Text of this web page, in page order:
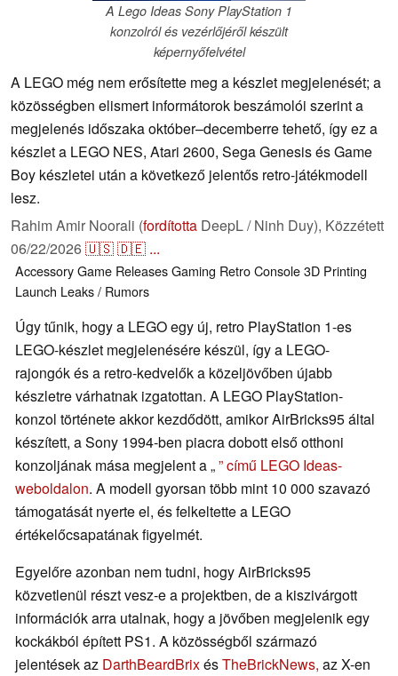
A Lego Ideas Sony PlayStation 1
konzolról és vezérlőjéről készült
képernyőfelvétel
A LEGO még nem erősítette meg a készlet megjelenését; a
közösségben elismert informátorok beszámolói szerint a
megjelenés időszaka október–decemberre tehető, így ez a
készlet a LEGO NES, Atari 2600, Sega Genesis és Game
Boy készletei után a következő jelentős retro-játékmodell
lesz.
Rahim Amir Noorali (fordította DeepL / Ninh Duy), Közzétett
06/22/2026🇺🇸🇩🇪 ...
AccessoryGame ReleasesGaming RetroConsole3D Printing
Launch Leaks / Rumors
Úgy tűnik, hogy a LEGO egy új, retro PlayStation 1-es
LEGO-készlet megjelenésére készül, így a LEGO-
rajongók és a retro-kedvelők a közeljövőben újabb
készletre várhatnak izgatottan. A LEGO PlayStation-
konzol története akkor kezdődött, amikor AirBricks95 által
készített, a Sony 1994-ben piacra dobott első otthoni
konzoljának mása megjelent a „” című LEGO Ideas-
weboldalon. A modell gyorsan több mint 10 000 szavazó
támogatását nyerte el, és felkeltette a LEGO
értékelőcsapatának figyelmét.
Egyelőre azonban nem tudni, hogy AirBricks95
közvetlenül részt vesz-e a projektben, de a kiszivárgott
információk arra utalnak, hogy a jövőben megjelenik egy
kockákból épített PS1. A közösségből származó
jelentések az DarthBeardBrixésTheBrickNews, az X-en